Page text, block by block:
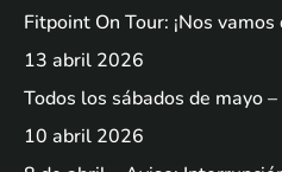
Fitpoint On Tour: ¡Nos
13 abril 2026
Todos los sábados de mayo
10 abril 2026